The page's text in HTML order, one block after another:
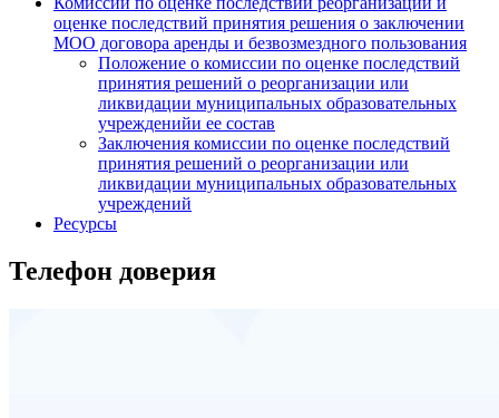
оценке последствий принятия решения о заключении
МОО договора аренды и безвозмездного пользования
Положение о комиссии по оценке последствий
принятия решений о реорганизации или
ликвидации муниципальных образовательных
учрежденийи ее состав
Заключения комиссии по оценке последствий
принятия решений о реорганизации или
ликвидации муниципальных образовательных
учреждений
Ресурсы
Телефон доверия